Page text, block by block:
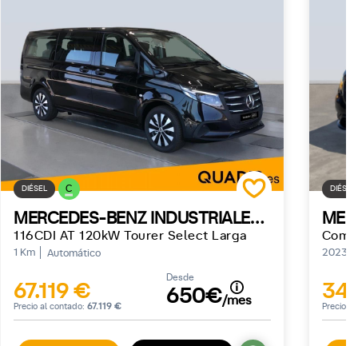
DIÉSEL C
MERCEDES-BENZ INDUSTRIALES VITO
116CDI AT 120kW Tourer Select Larga
1 Km Automático
67.119 €
Precio al contado: 67.119 €
Desde
650€/mes
DIÉSEL
2023
Precio